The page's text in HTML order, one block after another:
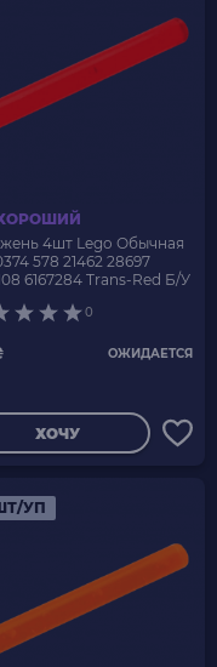
4шт Lego Обычная
578 21462 28697
6167284 Trans-Red Б/У
0
ОЖИДАЕТСЯ
ХОЧУ
УП